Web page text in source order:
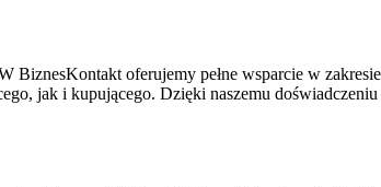
oferujemy pełne wsparcie w
jak i kupującego. Dzięki naszemu